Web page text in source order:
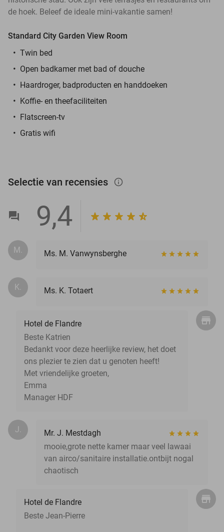
de hoek. Beleef de ideale mini-vakantie samen!
Standard City Garden View Room
Twin bed
Open badkamer met bad of douche
Haardroger, badproducten en handdoeken
Koffie- en theefaciliteiten
Flatscreen-tv
Gratis wifi
Selectie van recensies info_outlined
9,4
M. Ms. M. Vanwynsberghe
K. Ms. K. Totaert
Hotel de Flandre
Beste Katrien
Bedankt voor deze heerlijke review, het doet
ons plezier te zien dat u genoten heeft!
Met vriendelijke groeten,
Emma
Manager HDF
J.
Mr. J. Mestdagh
mooie,grote nette kamer maar veel lawaai
van airco/sanitaire installatie.ontbijt nogal
chaotisch
Hotel de Flandre
Beste Jean-Pierre